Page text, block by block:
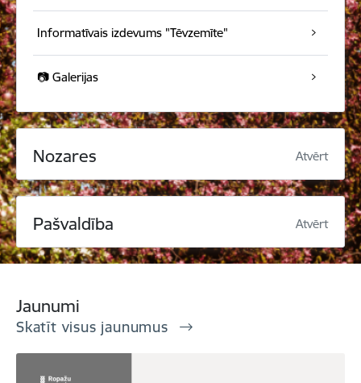
Informatīvais izdevums "Tēvzemīte"
📷 Galerijas
Nozares Atvērt
Pašvaldība Atvērt
Jaunumi
Skatīt visus jaunumus